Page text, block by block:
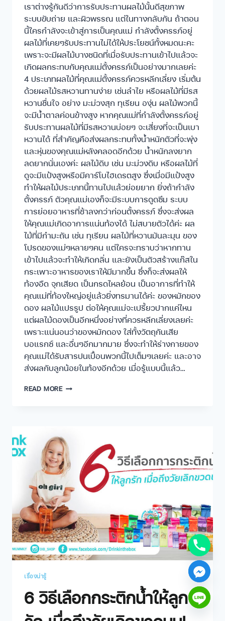
เราต่างรู้กันดีว่าการรับประทานผลไม้นั้นดีสุขภาพ
ระบบขับถ่าย และผิวพรรณ แต่ในทางกลับกัน ถ้าตอน
นี้ใครกำลังจะเข้าสู่การเป็นคุณแม่ กำลังตั้งครรภ์อยู่
ผลไม้ที่เคยๆรับประทานไม่ได้ให้ประโยชน์ทั้งหมดนะคะ
เพราะจะมีผลไม้บางชนิดที่เมื่อรับประทานเข้าไปแล้วจะ
เกิดผลกระทบกับคุณแม่ตั้งครรภ์เป็นอย่างมากเลยค่ะ
4 ประเภทผลไม้ที่คุณแม่ตั้งครรภ์ควรหลีกเลี่ยง เริ่มต้น
ด้วยผลไม้รสหวานทานง่าย เช่นลำไย หรือผลไม้ที่มีรส
หวานชื่นใจ อย่าง มะม่วงสุก ทุเรียน องุ่น ผลไม้พวกนี้
จะมีน้ำตาลค่อนข้างสูง หากคุณแม่ที่กำลังตั้งครรภ์อยู่
รับประทานผลไม้ที่มีรสหวานบ่อยๆ จะเสี่ยงที่จะเป็นเบา
หวานได้ ที่สำคัญคือส่งผลกระทบทั้งน้ำหนักตัวที่จะพุ่ง
และหุ่นของคุณแม่หลังคลอดอีกด้วย น้ำหนักลงยาก
ลดยากนั่นเองค่ะ ผลไม้ดิบ เช่น มะม่วงดิบ หรือผลไม้ที่
ดูจะมีแป้งสูงหรือมีคาร์โบไฮเดรตสูง ซึ่งเมื่อมีแป้งสูง
ทำให้ผลไม้ประเภทนี้ทานไปแล้วย่อยยาก ยิ่งถ้ากำลัง
ตั้งครรภ์ ตัวคุณแม่เองก็จะมีระบบการดูดซึม ระบบ
การย่อยอาหารที่ช้าลงกว่าก่อนตั้งครรภ์ ซึ่งจะส่งผล
ให้คุณแม่เกิดอาการแน่นท้องได้ ไม่สบายตัวได้ค่ะ ผล
ไม้ที่มีกำมะถัน เช่น ทุเรียน ผลไม้ที่หวานมันละมุน ของ
โปรดของแม่ๆหลายๆคน แต่ใครจะทราบว่าหากทาน
เข้าไปแล้วจะทำให้เกิดกลิ่น และยังเป็นตัวสร้างแก๊สใน
กระเพาะอาหารของเราให้มีมากขึ้น ซึ่งก็จะส่งผลให้
ท้องอืด จุกเสียด เป็นกรดไหลย้อน เป็นอาการที่ทำให้
คุณแม่ที่ท้องใหญ่อยู่แล้วยิ่งทรมานได้ค่ะ ของหมักของ
ดอง ผลไม้แปรรูป ต่อให้คุณแม่จะเปรี้ยวปากแค่ไหน
แต่ผลไม้ดองเป็นอีกหนึ่งอย่างที่ควรหลีกเลี่ยงเลยค่ะ
เพราะแน่นอนว่าของหมักดอง ใส่ทั้งวัตถุกันเสีย
บอแรกซ์ และอื่นๆอีกมากมาย ซึ่งจะทำให้ร่างกายของ
คุณแม่ได้รับสารปนเปื้อนพวกนี้ไปเต็มๆเลยค่ะ และอาจ
ส่งผลกับลูกน้อยในท้องอีกด้วย เมื่อรู้แบบนี้แล้ว…
READ MORE
เรื่องน่ารู้
6 วิธีเลือกกระติกน้ำให้ลูก